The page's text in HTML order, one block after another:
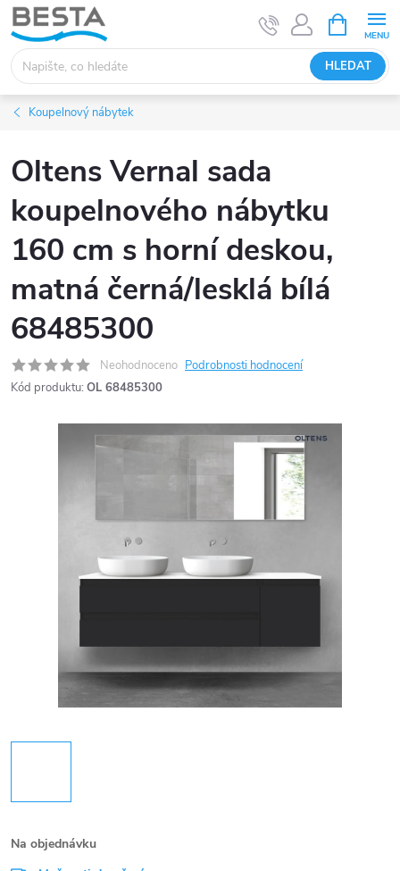
Přejít
na
obsah
HLEDAT
NÁKUPNÍ
KOŠÍK
Koupelnový nábytek
Oltens Vernal sada
koupelnového nábytku
160 cm s horní deskou,
matná černá/lesklá bílá
68485300
Neohodnoceno Podrobnosti hodnocení
Kód produktu: OL 68485300
Na objednávku